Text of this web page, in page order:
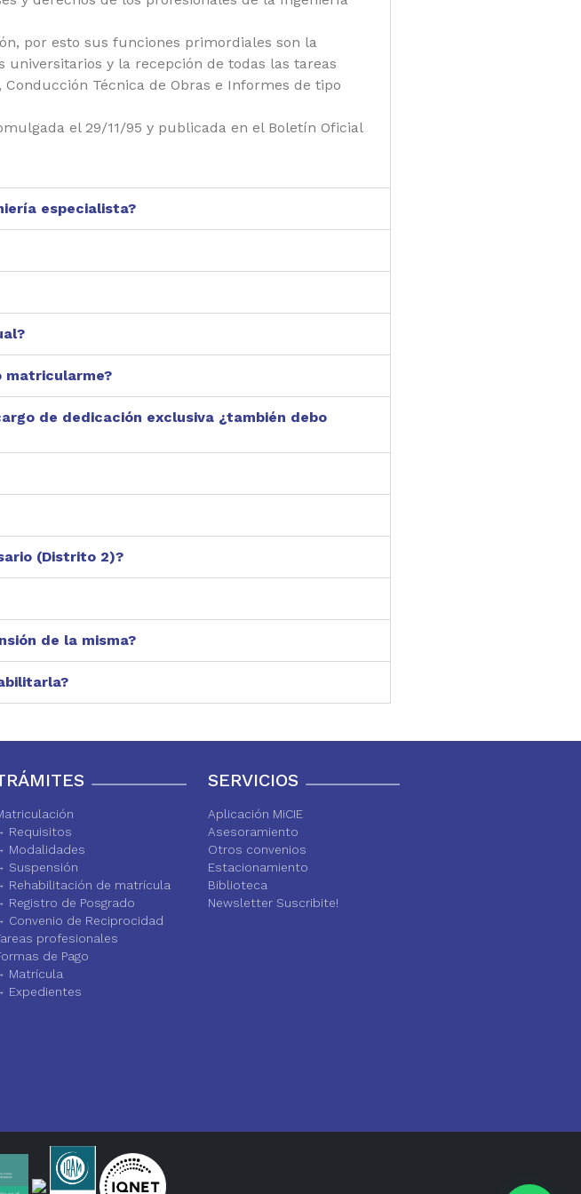
por esto sus funciones primordiales son la
y la recepción de todas las tareas
Técnica de Obras e Informes de tipo
el 29/11/95 y publicada en el Boletín Oficial
especialista?
matricularme?
de dedicación exclusiva ¿también debo
(Distrito 2)?
de la misma?
Requisitos
Modalidades
Suspensión
Rehabilitación de matrícula
Registro de Posgrado
Convenio de Reciprocidad
profesionales
de Pago
Matrícula
Expedientes
SERVICIOS
Aplicación MiCIE
Asesoramiento
Otros convenios
Estacionamiento
Biblioteca
Newsletter Suscribite!